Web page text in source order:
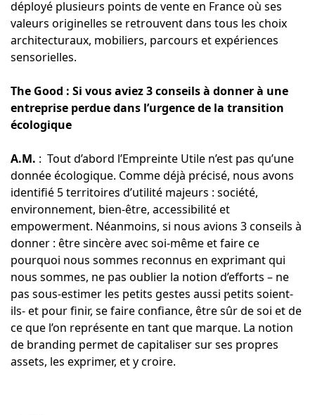
déployé plusieurs points de vente en France où ses
valeurs originelles se retrouvent dans tous les choix
architecturaux, mobiliers, parcours et expériences
sensorielles.
The Good : Si vous aviez 3 conseils à donner à une
entreprise perdue dans l’urgence de la transition
écologique
A.M. : Tout d’abord l’Empreinte Utile n’est pas qu’une
donnée écologique. Comme déjà précisé, nous avons
identifié 5 territoires d’utilité majeurs : société,
environnement, bien-être, accessibilité et
empowerment. Néanmoins, si nous avions 3 conseils à
donner : être sincère avec soi-même et faire ce
pourquoi nous sommes reconnus en exprimant qui
nous sommes, ne pas oublier la notion d’efforts – ne
pas sous-estimer les petits gestes aussi petits soient-
ils- et pour finir, se faire confiance, être sûr de soi et de
ce que l’on représente en tant que marque. La notion
de branding permet de capitaliser sur ses propres
assets, les exprimer, et y croire.